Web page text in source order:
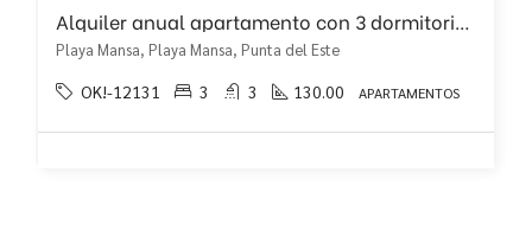
Alquiler anual apartamento con 3 dormitorios en primera linea de playa mansa!!!
Playa Mansa, Playa Mansa, Punta del Este
OK!-12131 3 3 130.00 APARTAMENTOS